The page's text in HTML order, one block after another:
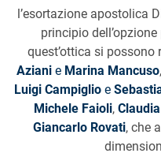
l’esortazione apostolica
principio
quest’ottica si
Aziani e Marina Mancuso,
Luigi Campiglioe
Michele Faioli,
Giancarlo Rovati, che